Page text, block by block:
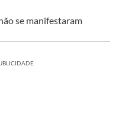
se manifestaram